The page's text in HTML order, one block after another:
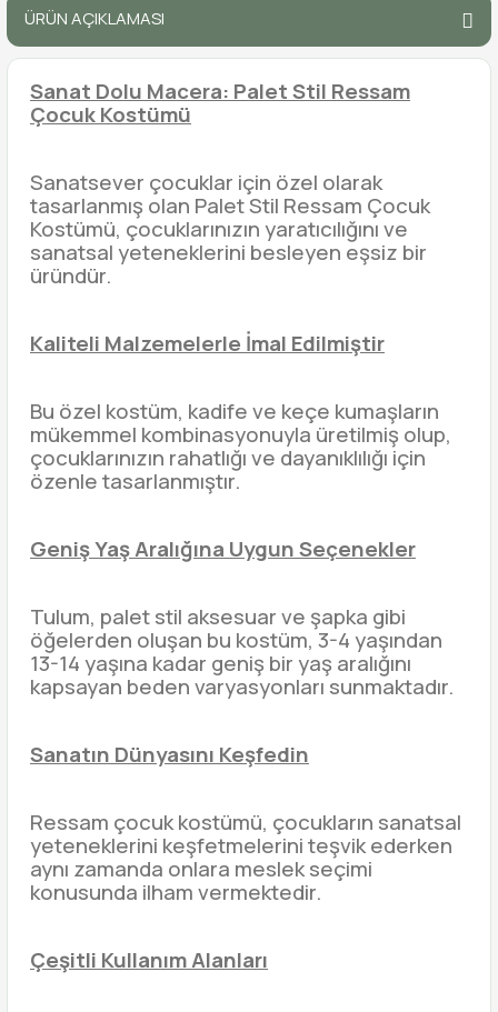
ÜRÜN AÇIKLAMASI
Sanat Dolu Macera: Palet Stil Ressam
Çocuk Kostümü
Sanatsever çocuklar için özel olarak
tasarlanmış olan Palet Stil Ressam Çocuk
Kostümü, çocuklarınızın yaratıcılığını ve
sanatsal yeteneklerini besleyen eşsiz bir
üründür.
Kaliteli Malzemelerle İmal Edilmiştir
Bu özel kostüm, kadife ve keçe kumaşların
mükemmel kombinasyonuyla üretilmiş olup,
çocuklarınızın rahatlığı ve dayanıklılığı için
özenle tasarlanmıştır.
Geniş Yaş Aralığına Uygun Seçenekler
Tulum, palet stil aksesuar ve şapka gibi
öğelerden oluşan bu kostüm, 3-4 yaşından
13-14 yaşına kadar geniş bir yaş aralığını
kapsayan beden varyasyonları sunmaktadır.
Sanatın Dünyasını Keşfedin
Ressam çocuk kostümü, çocukların sanatsal
yeteneklerini keşfetmelerini teşvik ederken
aynı zamanda onlara meslek seçimi
konusunda ilham vermektedir.
Çeşitli Kullanım Alanları